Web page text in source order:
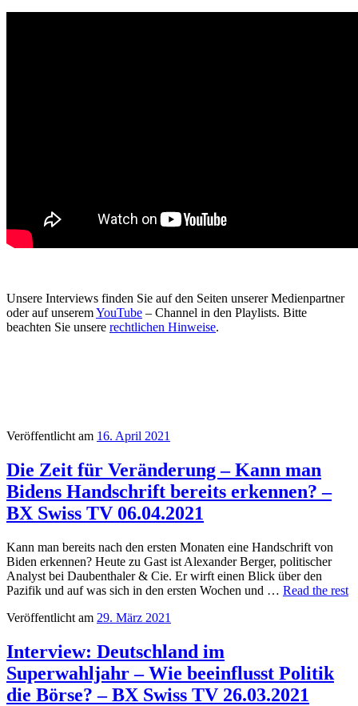
Unsere Interviews finden Sie auf den Seiten unserer Medienpartner
oder auf unseremYouTube – Channel in den Playlists. Bitte
beachten Sie unsere rechtlichen Hinweise.
Veröffentlicht am 16. April 2021
Die Zeit für Veränderung – Kann man
Bidens Handschrift bereits erkennen? –
BX Swiss TV 06.04.2021
Kann man bereits nach den ersten Monaten eine Handschrift von
Biden erkennen? Heute zu Gast ist Alexander Berger, politischer
Analyst bei Daubenthaler & Cie. Er wirft einen Blick über den
Pazifik und auf was sich in den ersten Wochen und … Read the rest
Veröffentlicht am 29. März 2021
Interview: Deutschland im
Superwahljahr – Wie beeinflusst Politik
die Börse? – BX Swiss TV 26.03.2021